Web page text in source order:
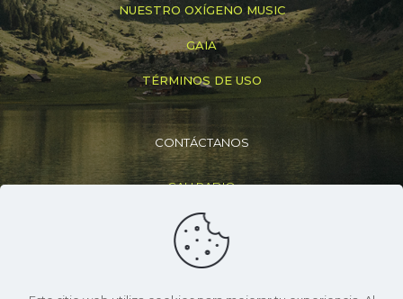
NUESTRO OXÍGENO MUSIC
GAIA
TÉRMINOS DE USO
CONTÁCTANOS
CALI RADIO
+(57) 316 830 6307
info@caliradio.co